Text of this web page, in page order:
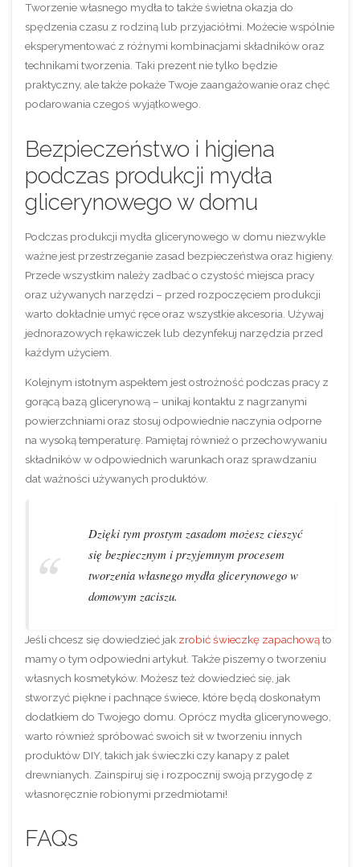
Tworzenie własnego mydła to także świetna okazja do
spędzenia czasu z rodziną lub przyjaciółmi. Możecie wspólnie
eksperymentować z różnymi kombinacjami składników oraz
technikami tworzenia. Taki prezent nie tylko będzie
praktyczny, ale także pokaże Twoje zaangażowanie oraz chęć
podarowania czegoś wyjątkowego.
Bezpieczeństwo i higiena
podczas produkcji mydła
glicerynowego w domu
Podczas produkcji mydła glicerynowego w domu niezwykle
ważne jest przestrzeganie zasad bezpieczeństwa oraz higieny.
Przede wszystkim należy zadbać o czystość miejsca pracy
oraz używanych narzędzi – przed rozpoczęciem produkcji
warto dokładnie umyć ręce oraz wszystkie akcesoria. Używaj
jednorazowych rękawiczek lub dezynfekuj narzędzia przed
każdym użyciem.
Kolejnym istotnym aspektem jest ostrożność podczas pracy z
gorącą bazą glicerynową – unikaj kontaktu z nagrzanymi
powierzchniami oraz stosuj odpowiednie naczynia odporne
na wysoką temperaturę. Pamiętaj również o przechowywaniu
składników w odpowiednich warunkach oraz sprawdzaniu
dat ważności używanych produktów.
Dzięki tym prostym zasadom możesz cieszyć
się bezpiecznym i przyjemnym procesem
tworzenia własnego mydła glicerynowego w
domowym zaciszu.
Jeśli chcesz się dowiedzieć jak zrobić świeczkę zapachowąto
mamy o tym odpowiedni artykuł. Także piszemy o tworzeniu
własnych kosmetyków. Możesz też dowiedzieć się, jak
stworzyć piękne i pachnące świece, które będą doskonałym
dodatkiem do Twojego domu. Oprócz mydła glicerynowego,
warto również spróbować swoich sił w tworzeniu innych
produktów DIY, takich jak świeczki czy kanapy z palet
drewnianych. Zainspiruj się i rozpocznij swoją przygodę z
własnoręcznie robionymi przedmiotami!
FAQs